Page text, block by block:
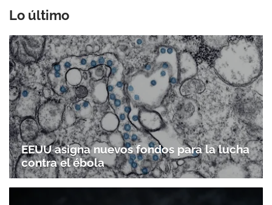
Gracias por suscribirte a nuestro boletín.
Lo último
EEUU asigna nuevos fondos para la lucha
contra el ébola